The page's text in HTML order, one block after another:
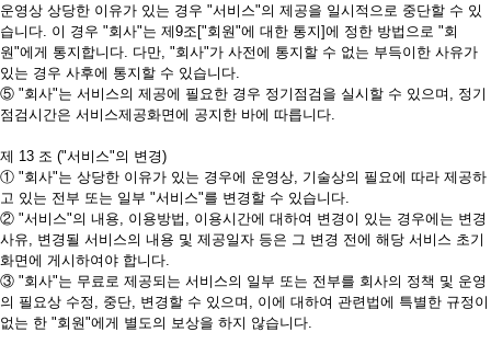
운영상 상당한 이유가 있는 경우 "서비스"의 제공을 일시적으로 중단할 수 있
습니다. 이 경우 "회사"는 제9조["회원"에 대한 통지]에 정한 방법으로 "회
원"에게 통지합니다. 다만, "회사"가 사전에 통지할 수 없는 부득이한 사유가
있는 경우 사후에 통지할 수 있습니다.
⑤ "회사"는 서비스의 제공에 필요한 경우 정기점검을 실시할 수 있으며, 정기
점검시간은 서비스제공화면에 공지한 바에 따릅니다.
제 13 조 ("서비스"의 변경)
① "회사"는 상당한 이유가 있는 경우에 운영상, 기술상의 필요에 따라 제공하
고 있는 전부 또는 일부 "서비스"를 변경할 수 있습니다.
② "서비스"의 내용, 이용방법, 이용시간에 대하여 변경이 있는 경우에는 변경
사유, 변경될 서비스의 내용 및 제공일자 등은 그 변경 전에 해당 서비스 초기
화면에 게시하여야 합니다.
③ "회사"는 무료로 제공되는 서비스의 일부 또는 전부를 회사의 정책 및 운영
의 필요상 수정, 중단, 변경할 수 있으며, 이에 대하여 관련법에 특별한 규정이
없는 한 "회원"에게 별도의 보상을 하지 않습니다.